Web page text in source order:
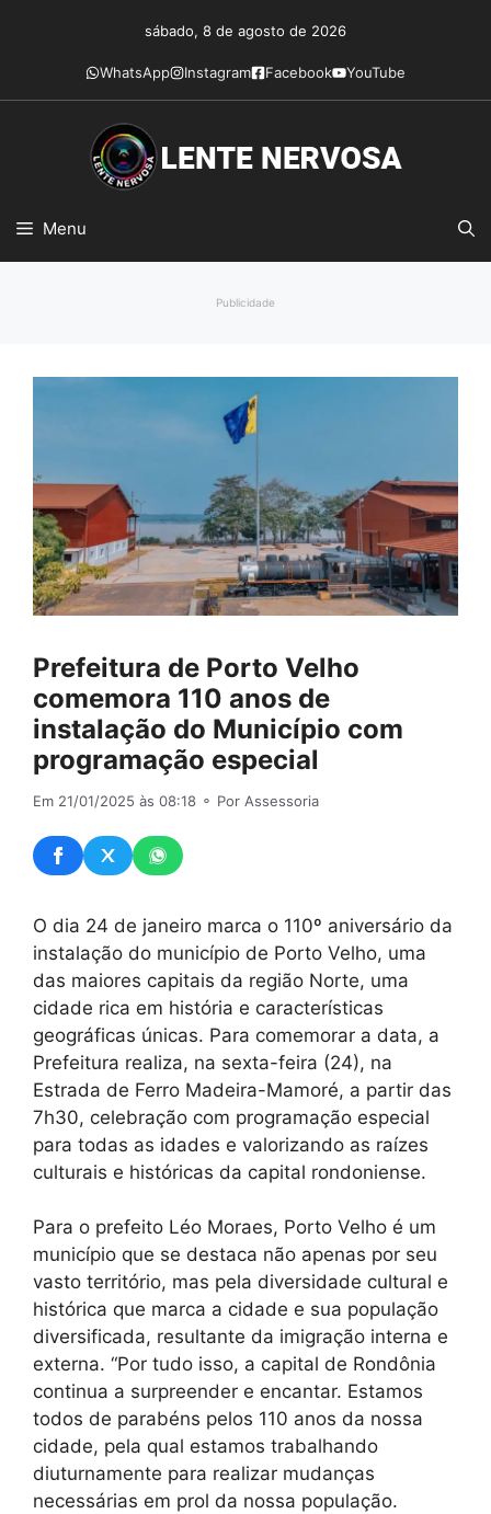
conteúdo
sábado, 8 de agosto de 2026
WhatsApp Instagram Facebook YouTube
Menu
Publicidade
Prefeitura de Porto Velho
comemora 110 anos de
instalação do Município com
programação especial
Em 21/01/2025 às 08:18 ⚬ Por Assessoria
O dia 24 de janeiro marca o 110º aniversário da
instalação do município de Porto Velho, uma
das maiores capitais da região Norte, uma
cidade rica em história e características
geográficas únicas. Para comemorar a data, a
Prefeitura realiza, na sexta-feira (24), na
Estrada de Ferro Madeira-Mamoré, a partir das
7h30, celebração com programação especial
para todas as idades e valorizando as raízes
culturais e históricas da capital rondoniense.
Para o prefeito Léo Moraes, Porto Velho é um
município que se destaca não apenas por seu
vasto território, mas pela diversidade cultural e
histórica que marca a cidade e sua população
diversificada, resultante da imigração interna e
externa. “Por tudo isso, a capital de Rondônia
continua a surpreender e encantar. Estamos
todos de parabéns pelos 110 anos da nossa
cidade, pela qual estamos trabalhando
diuturnamente para realizar mudanças
necessárias em prol da nossa população.